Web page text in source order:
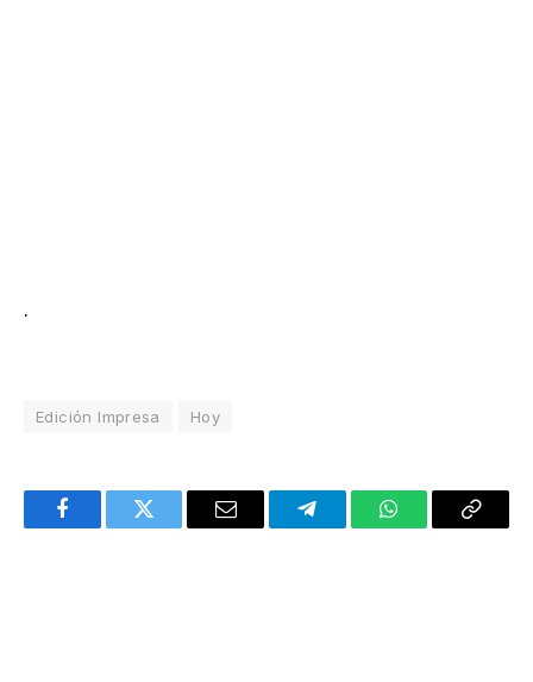
.
Edición Impresa Hoy
FacebookTwitter Email TelegramWhatsAppCopy